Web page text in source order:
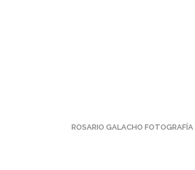
ROSARIO GALACHO FOTOGRAFÍA